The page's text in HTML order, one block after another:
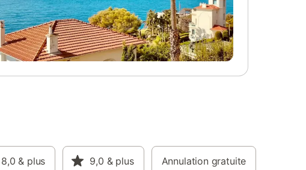
8,0 & plus 9,0 & plus Annulation gratuite